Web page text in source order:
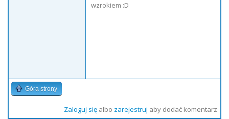
wzrokiem :D
Góra strony
Zaloguj sięalbo zarejestruj aby dodać komentarz